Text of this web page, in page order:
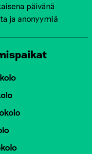
päivänä
ja anonyymiä